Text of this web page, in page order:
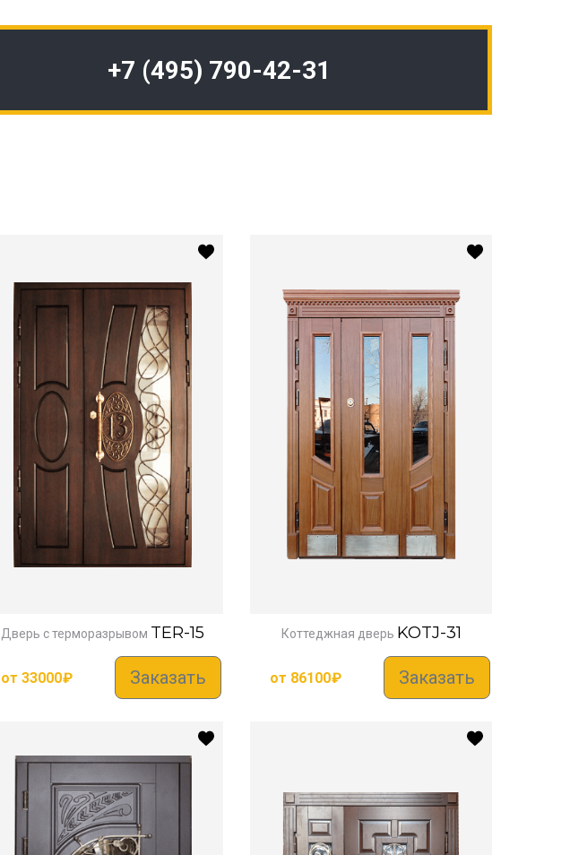
+7 (495) 790-42-31
Дверь с терморазрывом TER-15
от 33000₽ Заказать
Коттеджная дверь KOTJ-31
от 86100₽ Заказать